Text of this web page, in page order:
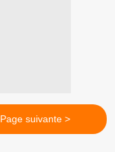
Page suivante >